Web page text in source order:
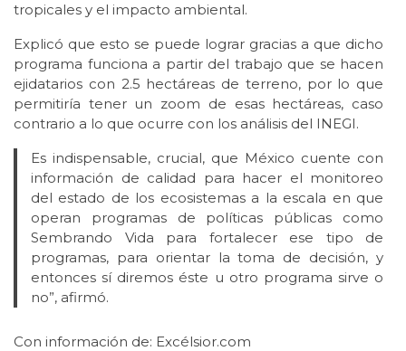
tropicales y el impacto ambiental.
Explicó que esto se puede lograr gracias a que dicho
programa funciona a partir del trabajo que se hacen
ejidatarios con 2.5 hectáreas de terreno, por lo que
permitiría tener un zoom de esas hectáreas, caso
contrario a lo que ocurre con los análisis del INEGI.
Es indispensable, crucial, que México cuente con
información de calidad para hacer el monitoreo
del estado de los ecosistemas a la escala en que
operan programas de políticas públicas como
Sembrando Vida para fortalecer ese tipo de
programas, para orientar la toma de decisión, y
entonces sí diremos éste u otro programa sirve o
no”, afirmó.
Con información de: Excélsior.com